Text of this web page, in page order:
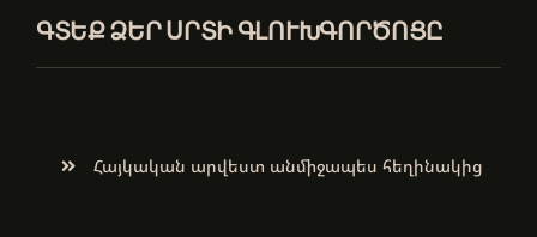
ԳՏԵՔ ՁԵՐ ՍՐՏԻ ԳԼՈՒԽԳՈՐԾՈՑԸ
Հայկական արվեստ անմիջապես հեղինակից